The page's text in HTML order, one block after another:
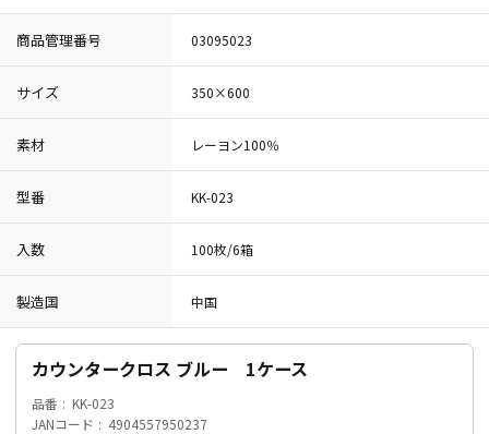
商品管理番号 03095023
サイズ 350×600
素材 レーヨン100％
型番 KK-023
入数 100枚/6箱
製造国 中国
カウンタークロス ブルー 1ケース
品番
KK-023
JANコード
4904557950237